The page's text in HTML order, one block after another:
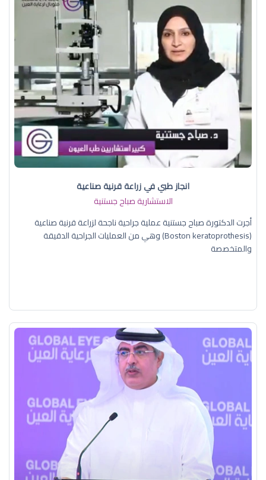
انجاز طبي في زراعة قرنية صناعية
الاستشارية صباح جستنية
أجرت الدكتورة صباح جستنية عملية جراحية ناجحة لزراعة قرنية صناعية
(Boston keratoprothesis) وهي من العمليات الجراحية الدقيقة
والمتخصصة